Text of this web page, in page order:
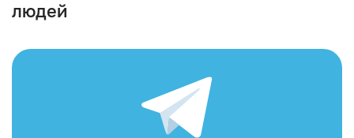
людей